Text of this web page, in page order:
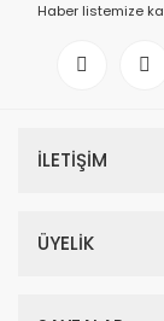
Haber listemize
İLETİŞİM
ÜYELİK